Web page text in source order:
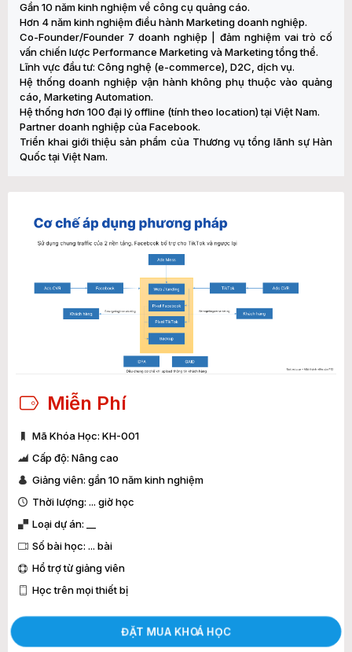
Gần 10 năm kinh nghiệm về công cụ quảng cáo.
Hơn 4 năm kinh nghiệm điều hành Marketing doanh nghiệp.
Co-Founder/Founder 7 doanh nghiệp | đảm nghiệm vai trò cố
vấn chiến lược Performance Marketing và Marketing tổng thể.
Lĩnh vực đầu tư: Công nghệ (e-commerce), D2C, dịch vụ.
Hệ thống doanh nghiệp vận hành không phụ thuộc vào quảng
cáo, Marketing Automation.
Hệ thống hơn 100 đại lý offline (tính theo location) tại Việt Nam.
Partner doanh nghiệp của Facebook.
Triển khai giới thiệu sản phẩm của Thương vụ tổng lãnh sự Hàn
Quốc tại Việt Nam.
Miễn Phí
Mã Khóa Học: KH-001
Cấp độ: Nâng cao
Giảng viên: gần 10 năm kinh nghiệm
Thời lượng: ... giờ học
Loại dự án: __
Số bài học: ... bài
Hổ trợ từ giảng viên
Học trên mọi thiết bị
ĐẶT MUA KHOÁ HỌC